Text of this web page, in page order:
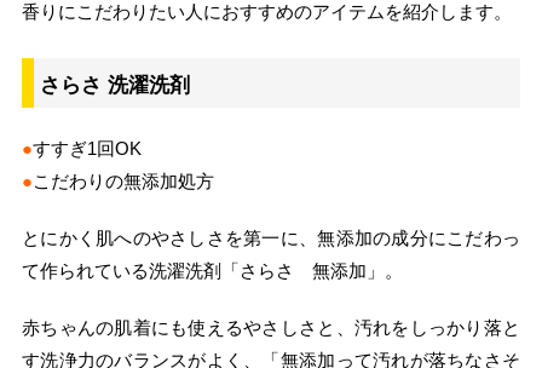
香りにこだわりたい人におすすめのアイテムを紹介します。
さらさ 洗濯洗剤
●すすぎ1回OK
●こだわりの無添加処方
とにかく肌へのやさしさを第一に、無添加の成分にこだわっ
て作られている洗濯洗剤「さらさ 無添加」。
赤ちゃんの肌着にも使えるやさしさと、汚れをしっかり落と
す洗浄力のバランスがよく、「無添加って汚れが落ちなさそ